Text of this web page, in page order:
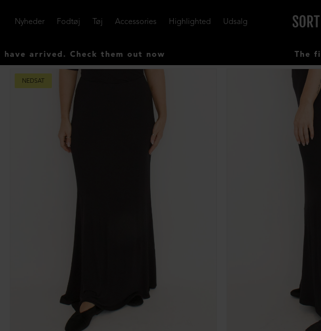
Nyheder Fodtøj Tøj Accessories Highlighted Udsalg
Check them out now The first
NEDSAT